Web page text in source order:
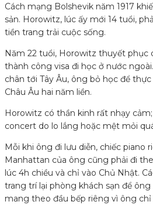
Cách mạng Bolshevik năm 1917
sản. Horowitz, lúc ấy mới 14 tuổi,
tiền trang trải cuộc sống.
Năm 22 tuổi, Horowitz thuyết phục
thành công visa đi học ở nước
chân tới Tây Âu, ông bỏ học để
Châu Âu hai năm liền.
Horowitz có thần kinh rất nhạy
concert do lo lắng hoặc mệt mỏi
Mỗi khi ông đi lưu diễn, chiếc piano
Manhattan của ông cũng phải đi
lúc 4h chiều và chỉ vào Chủ Nhật.
trang trí lại phòng khách sạn để
mang theo đầu bếp riêng vì ông